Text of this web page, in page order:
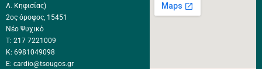
Λ. Κηφισίας)
2ος όροφος, 15451
Νέο Ψυχικό
Τ: 217 7221009
Κ: 6981049098
E: cardio@tsougos.gr